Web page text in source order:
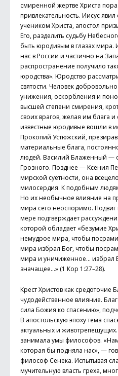
смиренной жертве Христа
привлекательность. Иисус явил
учеником Христа, апостол
Его, разделить судьбу
быть юродивым в глазах мира.
нас в России и частично на
распространение получило
юродства». Юродство
святости. Человек
унижения, оскорбления и
высшей степени смирения,
своих врагов, желая им блага
известные юродивые вошли в
Прокопий Устюжский,
материальные блага,
людей. Василий Блаженный —
Грозного. Позднее — Ксения
мирской суетности, она
милосердия. К подобным
Но их необычное влияние на
мира сего неоспоримо.
мере подтверждает
которой обладает «безумие
немудрое мира, чтобы
мира избрал Бог, чтобы
мира и уничиженное… избрал
значащее…» (1 Кор 1:27–28).
Крест Христов как средоточие
чудодейственное влияние.
сила Божия ко спасению»,
В апостольскую эпоху тема
актуальных и
занимала умы философов.
которая бы подняла нас», —
философ Сенека. Испытывая
мучительную власть греха,